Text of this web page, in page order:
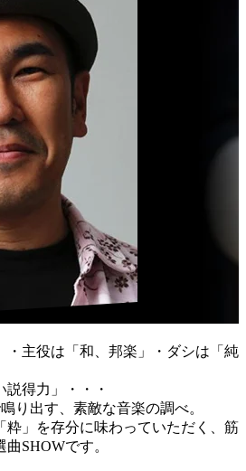
・主役は「和、邦楽」・ダシは「純
得力」・・・
り出す、素敵な音楽の調べ。
粋」を存分に味わっていただく、筋
SHOWです。